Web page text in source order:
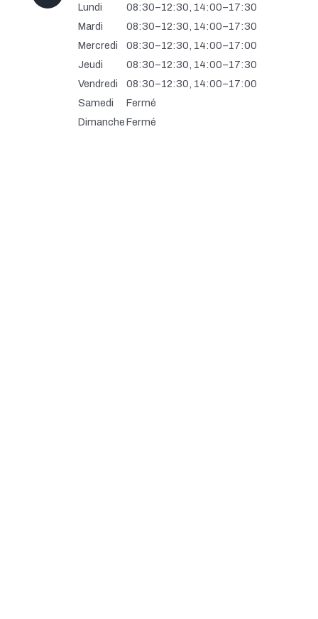
Lundi
08:30–12:30, 14:00–17:30
Mardi
08:30–12:30, 14:00–17:30
Mercredi
08:30–12:30, 14:00–17:00
Jeudi
08:30–12:30, 14:00–17:30
Vendredi
08:30–12:30, 14:00–17:00
Samedi
Fermé
DimancheFermé